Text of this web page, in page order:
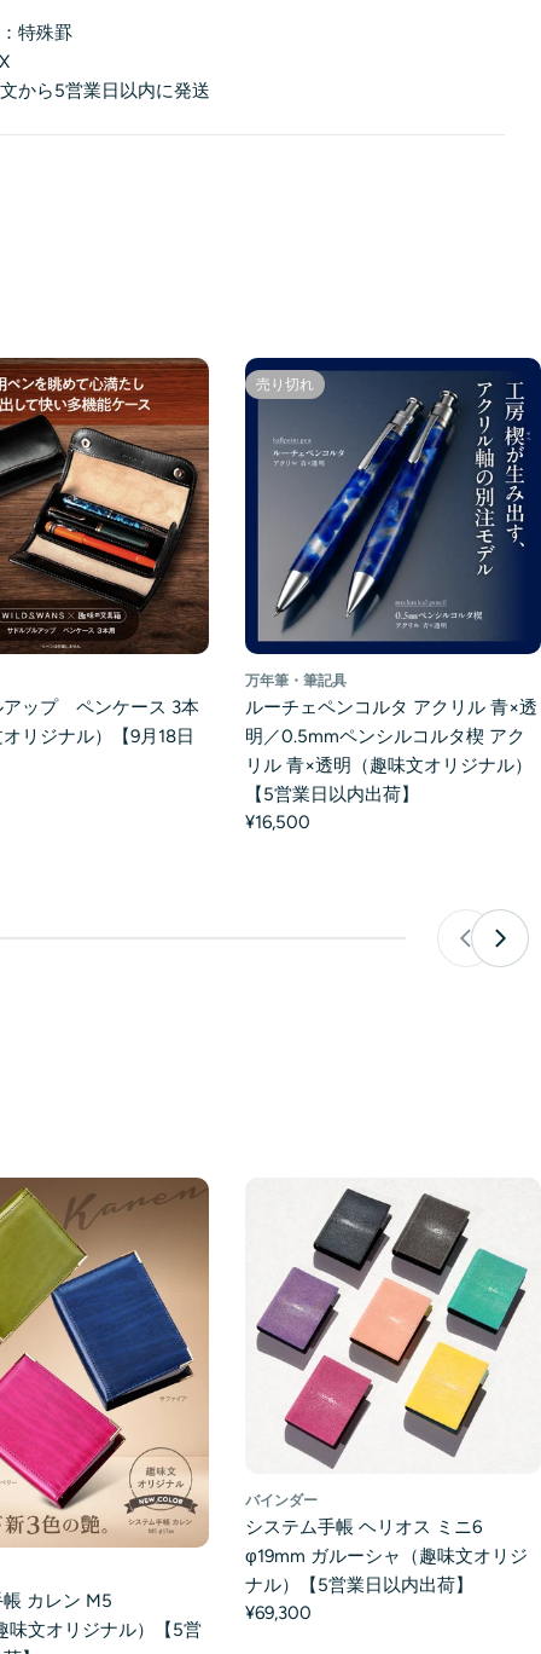
特殊罫
から5営業日以内に発送
アップ ペンケース 3本
リジナル）【9月18日
売り切れ
万年筆・筆記具
ルーチェペンコルタ アクリル 青×透
明／0.5mmペンシルコルタ楔 アク
リル 青×透明（趣味文オリジナル）
【5営業日以内出荷】
¥16,500
カレン M5
味文オリジナル）【5営
バインダー
システム手帳 ヘリオス ミニ6
φ19mm ガルーシャ（趣味文オリジ
ナル）【5営業日以内出荷】
¥69,300